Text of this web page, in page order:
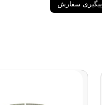
پیگیری سفارش